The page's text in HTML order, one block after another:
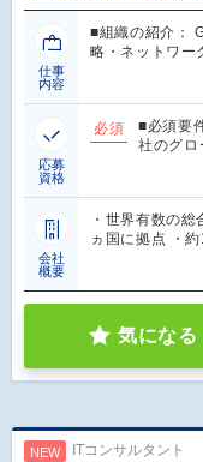
仕事
内容
■組織の紹介：
略・ネットワ
応募
資格
必須
■必須要
社のグ
会社
概要
・世界有数の
ヵ国に拠点 ・
気になる
NEW ITコンサルタント